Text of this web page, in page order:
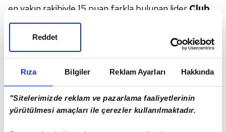
Rıza Bilgiler Reklam Ayarları Hakkında
"Sitelerimizde reklam ve pazarlama faaliyetlerinin
yürütülmesi amaçları ile çerezler kullanılmaktadır.
Reddet
en yakın rakibiyle 15 puan farkla bulunan lider Club
Brugge'ü şampiyon ilan edecek.
16 takımlı Belçika Ligi'nde 30 haftalık normal sezon
bitiminde şampiyonluk turu adı altında play-off
mücadelesi ilk 4 takımın katılımıyla yapılıyor ve play-
Habere göre Belçika Futbol Federasyonu,
formaliteden de olsa bu kararını takımlara sunacak